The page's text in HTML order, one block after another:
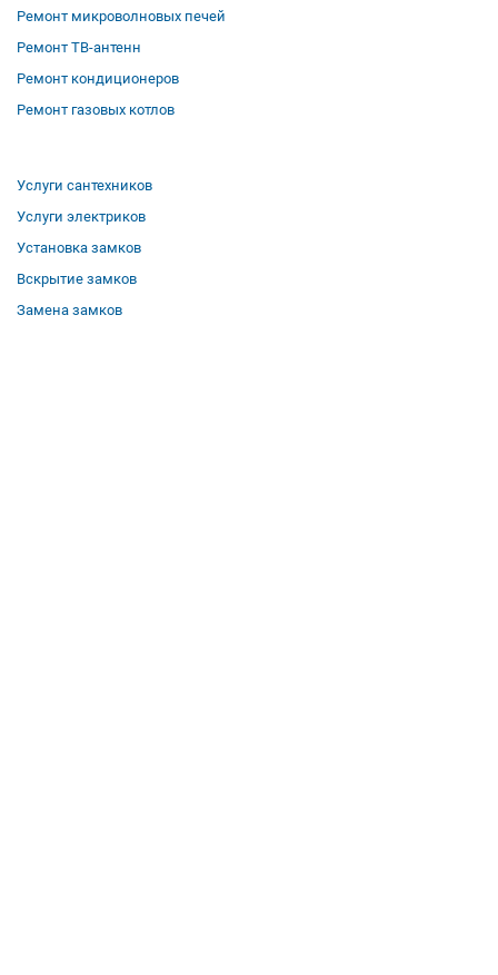
Ремонт микроволновых печей
Ремонт ТВ-антенн
Ремонт кондиционеров
Ремонт газовых котлов
Услуги сантехников
Услуги электриков
Установка замков
Вскрытие замков
Замена замков